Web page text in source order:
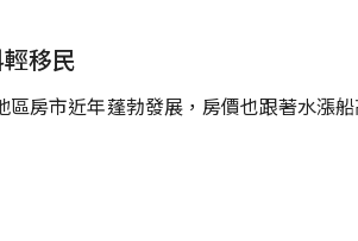
移民
房市近年蓬勃發展，房價也跟著水漲